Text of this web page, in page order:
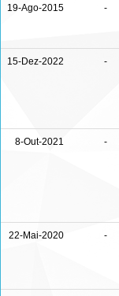
19-Ago-2015 -
15-Dez-2022 -
8-Out-2021 -
22-Mai-2020 -